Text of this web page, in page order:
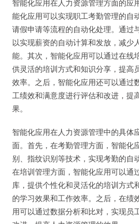
智能化应用在人力资源管理方面的应
能化应用可以实现职工考勤管理的自
请假申请等流程的自动化处理。通过
以实现薪资的自动计算和发放，减少
能。其次，智能化应用可以通过在线
供灵活的培训方式和知识分享，提高
效率。之后，智能化应用还可以通过
工绩效和满意度进行评估和改进，提
果。
智能化应用在人力资源管理中的具体
面。首先，在考勤管理方面，智能化
别、指纹识别等技术，实现考勤的自
在培训管理方面，智能化应用可以通
库，提供个性化和灵活化的培训方式
的学习效果和工作效率。之后，在绩
用可以通过数据分析和比对，实现员